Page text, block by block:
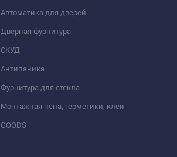
Автоматика для дверей
Дверная фурнитура
СКУД
Антипаника
Фурнитура для стекла
Монтажная пена, герметики, клеи
GOODS